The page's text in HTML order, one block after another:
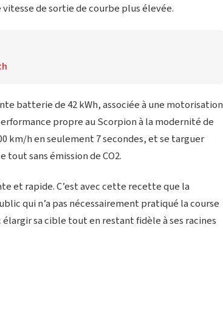
de sortie de courbe plus élevée.
batterie de 42 kWh, associée à une motorisation
propre au Scorpion à la modernité de
km/h en seulement 7 secondes, et se targuer
sans émission de CO2.
et rapide. C’est avec cette recette que la
qui n’a pas nécessairement pratiqué la course
sa cible tout en restant fidèle à ses racines